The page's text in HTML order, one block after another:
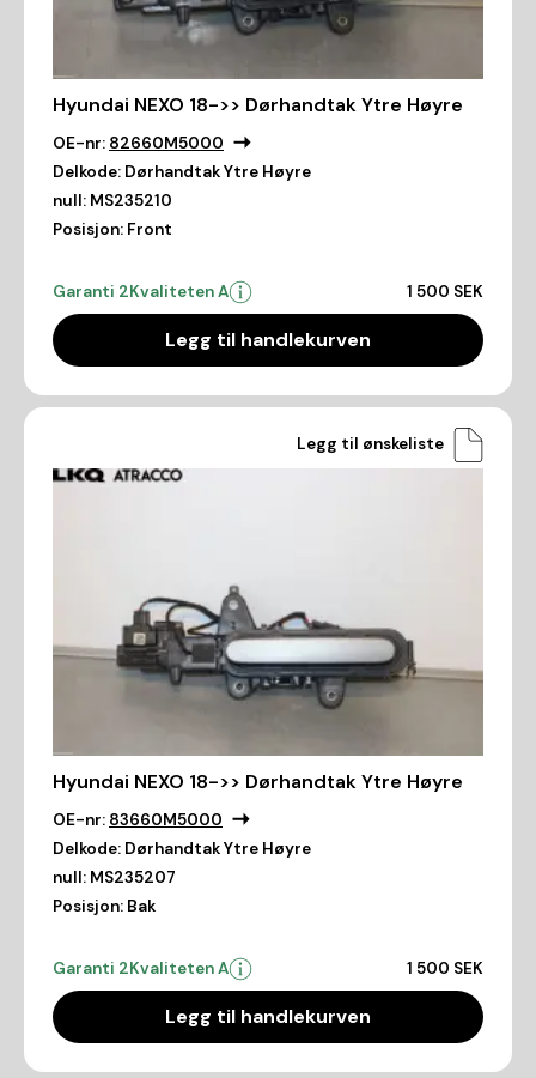
Hyundai NEXO 18->> Dørhandtak Ytre Høyre
OE-nr: 82660M5000
Delkode: Dørhandtak Ytre Høyre
null: MS235210
Posisjon: Front
Garanti 2Kvaliteten A 1 500 SEK
Legg til handlekurven
Legg til ønskeliste
Hyundai NEXO 18->> Dørhandtak Ytre Høyre
OE-nr: 83660M5000
Delkode: Dørhandtak Ytre Høyre
null: MS235207
Posisjon: Bak
Garanti 2Kvaliteten A 1 500 SEK
Legg til handlekurven